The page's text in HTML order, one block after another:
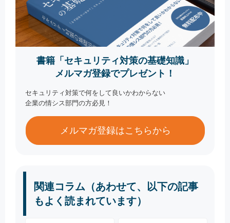
書籍「セキュリティ対策の基礎知識」
メルマガ登録でプレゼント！
セキュリティ対策で何をして良いかわからない
企業の情シス部門の方必見！
メルマガ登録はこちらから
関連コラム（あわせて、以下の記事
もよく読まれています）